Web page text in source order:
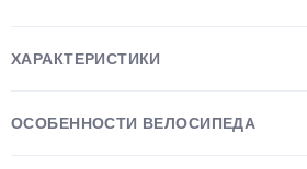
ХАРАКТЕРИСТИКИ
ОСОБЕННОСТИ ВЕЛОСИПЕДА